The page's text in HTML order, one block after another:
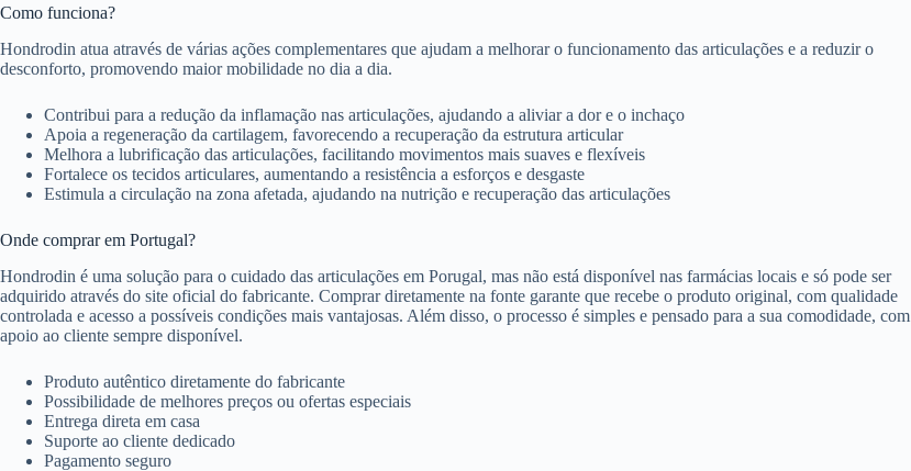
Como funciona?
Hondrodin atua através de várias ações complementares que ajudam a melhorar o funcionamento das articulações e a reduzir o
desconforto, promovendo maior mobilidade no dia a dia.
Contribui para a redução da inflamação nas articulações, ajudando a aliviar a dor e o inchaço
Apoia a regeneração da cartilagem, favorecendo a recuperação da estrutura articular
Melhora a lubrificação das articulações, facilitando movimentos mais suaves e flexíveis
Fortalece os tecidos articulares, aumentando a resistência a esforços e desgaste
Estimula a circulação na zona afetada, ajudando na nutrição e recuperação das articulações
Onde comprar em Portugal?
Hondrodin é uma solução para o cuidado das articulações em Porugal, mas não está disponível nas farmácias locais e só pode ser
adquirido através do site oficial do fabricante. Comprar diretamente na fonte garante que recebe o produto original, com qualidade
controlada e acesso a possíveis condições mais vantajosas. Além disso, o processo é simples e pensado para a sua comodidade, com
apoio ao cliente sempre disponível.
Produto autêntico diretamente do fabricante
Possibilidade de melhores preços ou ofertas especiais
Entrega direta em casa
Suporte ao cliente dedicado
Pagamento seguro